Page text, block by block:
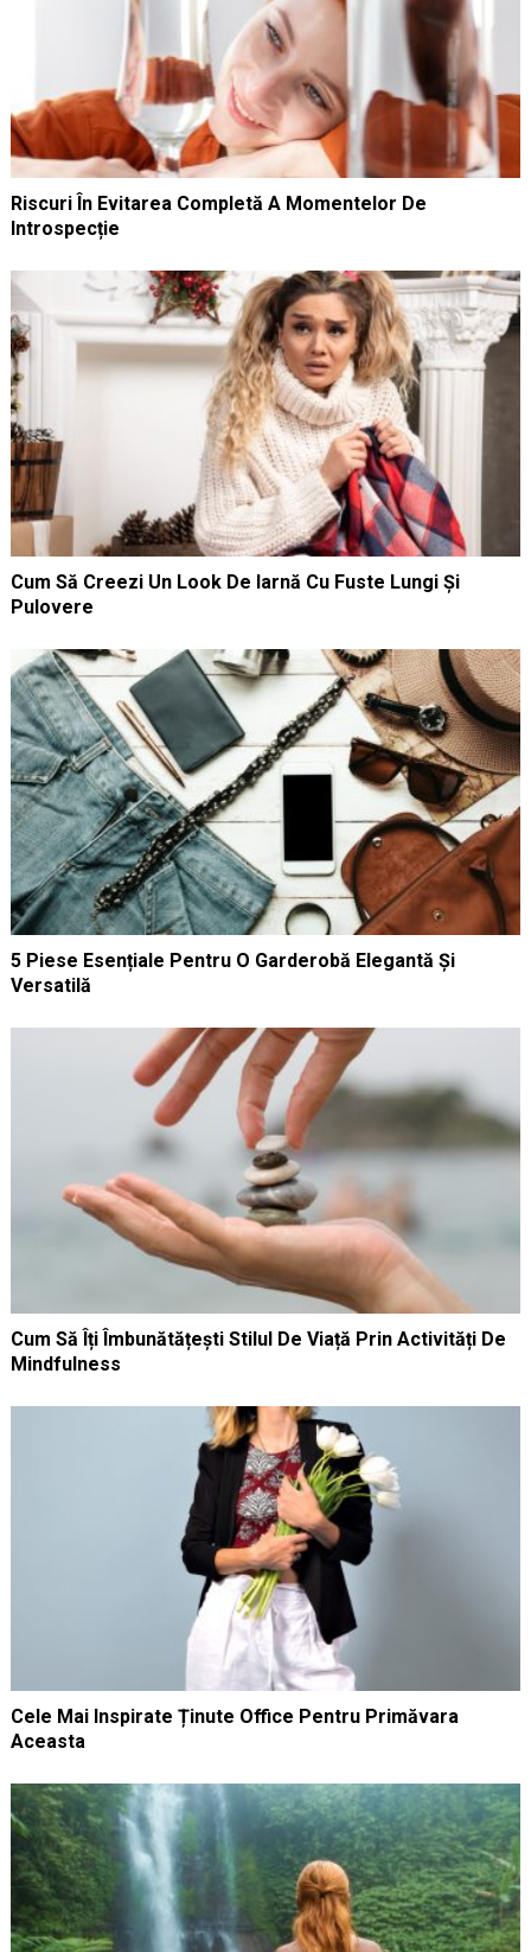
Riscuri În Evitarea Completă A Momentelor De
Introspecție
Cum Să Creezi Un Look De Iarnă Cu Fuste Lungi Și
Pulovere
5 Piese Esențiale Pentru O Garderobă Elegantă Și
Versatilă
Cum Să Îți Îmbunătățești Stilul De Viață Prin Activități De
Mindfulness
Cele Mai Inspirate Ținute Office Pentru Primăvara
Aceasta